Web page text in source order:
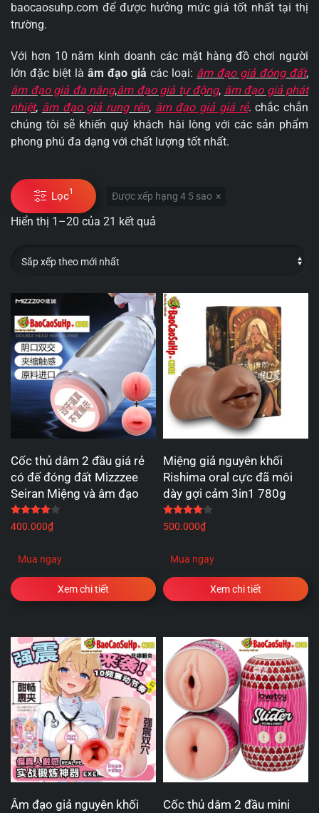
baocaosuhp.com để được hưởng mức giá tốt nhất tại thị
trường.
Với hơn 10 năm kinh doanh các mặt hàng đồ chơi người
lớn đặc biệt là âm đạo giả các loại: âm đạo giả đóng đất,
âm đạo giả đa năng,âm đạo giả tự động, âm đạo giả phát
nhiệt, âm đạo giả rung rên, âm đạo giả giá rẻ. chắc chắn
chúng tôi sẽ khiến quý khách hài lòng với các sản phẩm
phong phú đa dạng với chất lượng tốt nhất.
Lọc1 Được xếp hạng 4 5 sao
Hiển thị 1–20 của 21 kết quả
Cốc thủ dâm 2 đầu giá rẻ
có đế đóng đất Mizzzee
Seiran Miệng và âm đạo
5 sao
400.000₫
Mua ngay
Xem chi tiết
Miệng giả nguyên khối
Rishima oral cực đã môi
dày gợi cảm 3in1 780g
500.000₫
Mua ngay
Xem chi tiết
Âm đạo giả nguyên khối
Cốc thủ dâm 2 đầu mini